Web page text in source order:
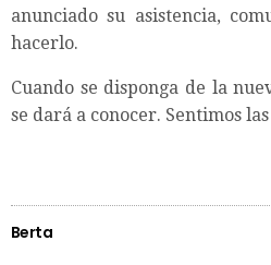
anunciado su asistencia,
hacerlo.
Cuando se disponga de la
se dará a conocer. Sentimos
Berta